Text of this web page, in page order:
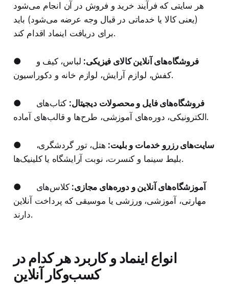
هر سایتی که فرآیند خرید و فروش در آن انجام می‌شود
(یعنی کالا یا خدماتی در قبال وجه عرضه می‌شود) باید
برای دریافت اینماد اقدام کند.
● فروشگاه‌های آنلاین کالای فیزیکی: لباس، کیف و
کفش، لوازم آرایش، لوازم خانه و دکوراسیون.
● فروشگاه‌های فایل و محصولات دیجیتال: کتاب‌های
الکترونیکی، دوره‌های آموزشی، طرح‌ها و قالب‌های آماده.
● سایت‌های رزرو خدمات و بلیت: هتل، تور گردشگری،
بلیط سینما و کنسرت، نوبت آرایشگاه یا کلینیک‌ها.
● آموزشگاه‌های آنلاین و دوره‌های مجازی: کلاس‌های
مهارتی، آموزشی، ورزشی یا موسیقی که پرداخت آنلاین
دارند.
انواع اینماد و کاربرد هر کدام در
کسب‌وکار آنلاین